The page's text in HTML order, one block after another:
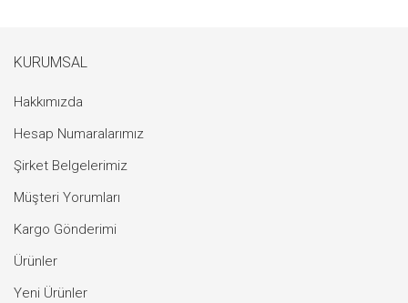
KURUMSAL
Hakkımızda
Hesap Numaralarımız
Şirket Belgelerimiz
Müşteri Yorumları
Kargo Gönderimi
Ürünler
Yeni Ürünler